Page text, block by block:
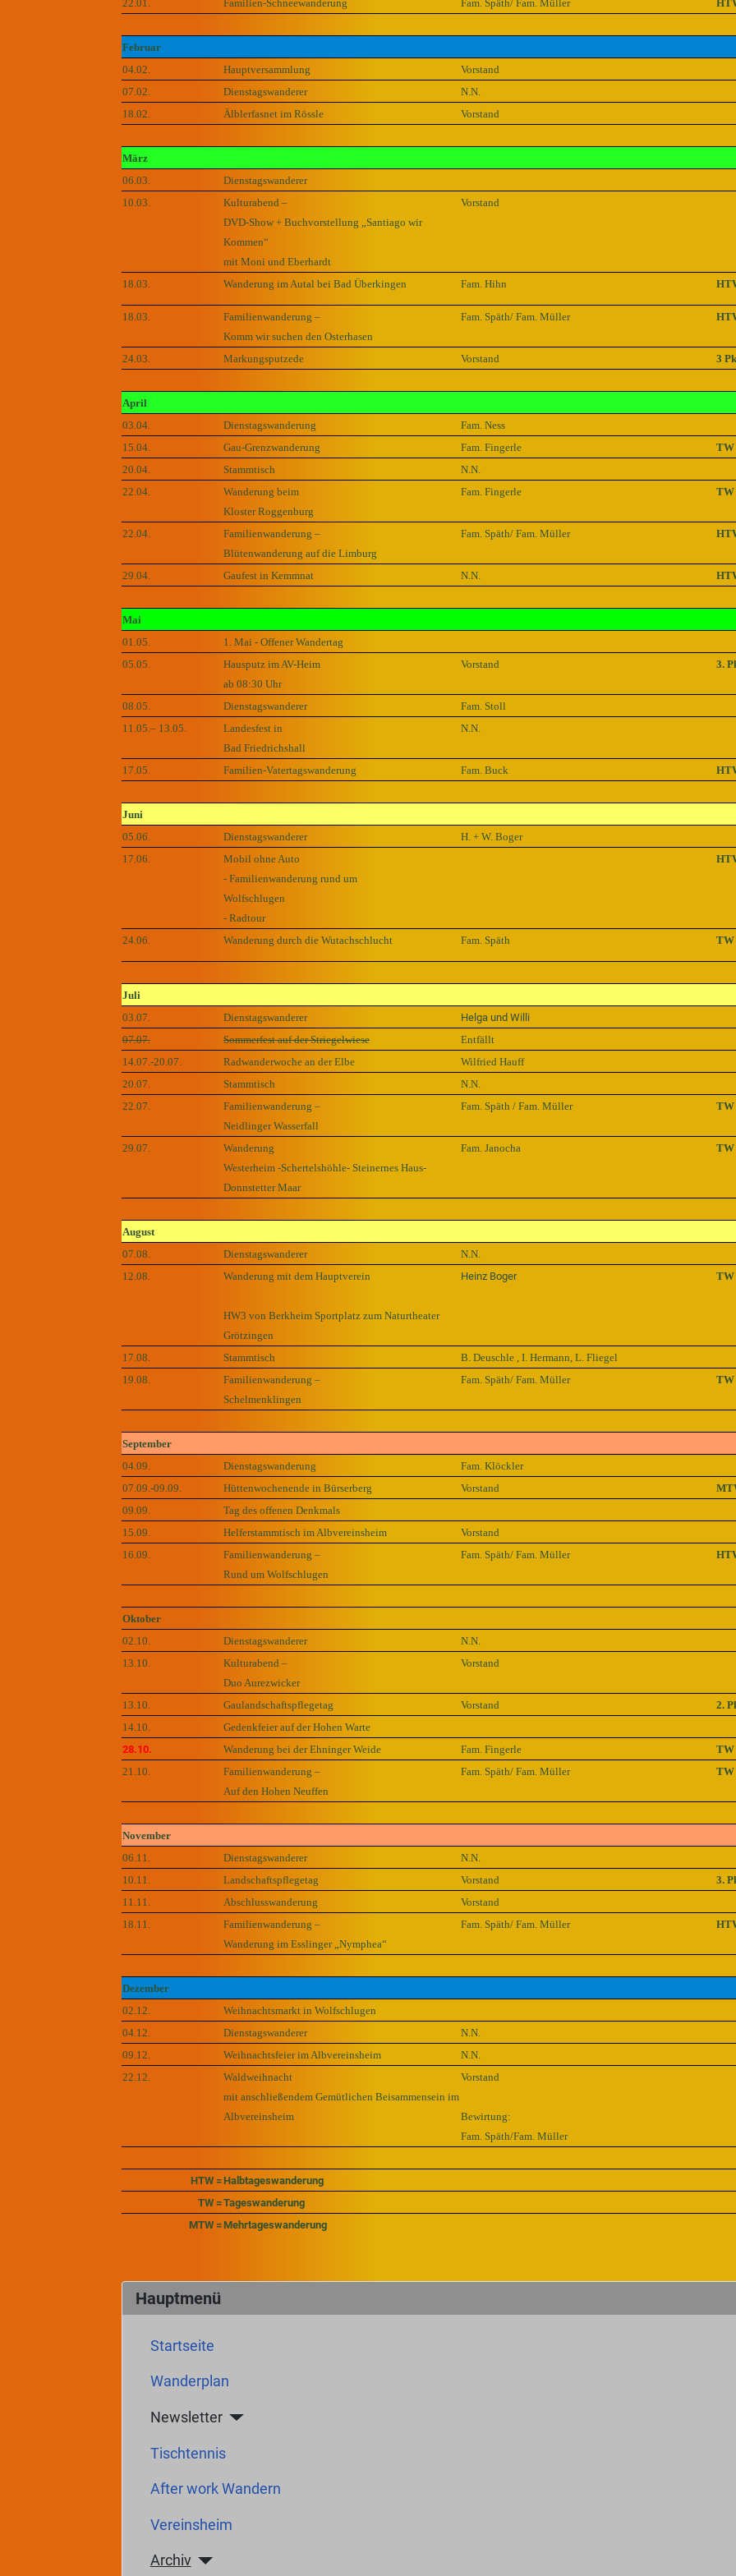
Hauptmenü
Startseite
Wanderplan
Newsletter
Tischtennis
After work Wandern
Vereinsheim
Archiv
22.01. Familien-Schneewanderung Fam. Späth/ Fam. Müller
Februar
04.02.
Hauptversammlung
Vorstand
07.02.
Dienstagswanderer
N.N.
18.02.
Älblerfasnet im Rössle Vorstand
März
06.03.
Dienstagswanderer
10.03.
Kulturabend –
DVD-Show + Buchvorstellung „Santiago wir
Kommen“
mit Moni und Eberhardt
Vorstand
18.03. Wanderung im Autal bei Bad Überkingen Fam. Hihn
18.03.
Familienwanderung –
Komm wir suchen den Osterhasen
Fam. Späth/ Fam. Müller
24.03. Markungsputzede Vorstand 3
April
03.04.
Dienstagswanderung
Fam. Ness
15.04.
Gau-Grenzwanderung Fam. Fingerle
TW
20.04.
Stammtisch
N.N.
22.04.
Wanderung beim
Kloster Roggenburg
Fam. Fingerle TW
22.04.
Familienwanderung –
Blütenwanderung auf die Limburg
Fam. Späth/ Fam. Müller
29.04. Gaufest in Kemmnat N.N.
Mai
01.05.
1. Mai - Offener Wandertag
05.05.
Hausputz im AV-Heim
ab 08:30 Uhr
Vorstand 3.
08.05. Dienstagswanderer
Fam. Stoll
11.05.– 13.05.
Landesfest in
Bad Friedrichshall
N.N.
17.05. Familien-Vatertagswanderung Fam. Buck
Juni
05.06.
Dienstagswanderer
H. + W. Boger
17.06.
Mobil ohne Auto
- Familienwanderung rund um
Wolfschlugen
- Radtour
24.06. Wanderung durch die Wutachschlucht Fam. Späth TW
Juli
03.07.
Dienstagswanderer
Helga und Willi
07.07.
Sommerfest auf der Striegelwiese
Entfällt
14.07.-20.07.
Radwanderwoche an der Elbe
Wilfried Hauff
20.07.
Stammtisch
N.N.
22.07.
Familienwanderung –
Neidlinger Wasserfall
Fam. Späth / Fam. Müller TW
29.07.
Wanderung
Westerheim -Schertelshöhle- Steinernes Haus-
Donnstetter Maar
Fam. Janocha TW
August
07.08.
Dienstagswanderer
N.N.
12.08.
Wanderung mit dem Hauptverein
HW3 von Berkheim Sportplatz zum Naturtheater
Grötzingen
Heinz Boger TW
17.08. Stammtisch
B. Deuschle , I. Hermann, L. Fliegel
19.08.
Familienwanderung –
Schelmenklingen
Fam. Späth/ Fam. Müller TW
September
04.09.
Dienstagswanderung
Fam. Klöckler
07.09.-09.09.
Hüttenwochenende in Bürserberg Vorstand
09.09.
Tag des offenen Denkmals
15.09.
Helferstammtisch im Albvereinsheim
Vorstand
16.09.
Familienwanderung –
Rund um Wolfschlugen
Fam. Späth/ Fam. Müller
Oktober
02.10.
Dienstagswanderer
N.N.
13.10.
Kulturabend –
Duo Aurezwicker
Vorstand
13.10. Gaulandschaftspflegetag Vorstand
2.
14.10.
Gedenkfeier auf der Hohen Warte
28.10.
Wanderung bei der Ehninger Weide Fam. Fingerle
TW
21.10.
Familienwanderung –
Auf den Hohen Neuffen
Fam. Späth/ Fam. Müller TW
November
06.11.
Dienstagswanderer
N.N.
10.11.
Landschaftspflegetag Vorstand
3.
11.11.
Abschlusswanderung
Vorstand
18.11.
Familienwanderung –
Wanderung im Esslinger „Nymphea“
Fam. Späth/ Fam. Müller
Dezember
02.12.
Weihnachtsmarkt in Wolfschlugen
04.12.
Dienstagswanderer
N.N.
09.12.
Weihnachtsfeier im Albvereinsheim
N.N.
22.12.
Waldweihnacht
mit anschließendem Gemütlichen Beisammensein im
Albvereinsheim
Vorstand
Bewirtung:
Fam. Späth/Fam. Müller
HTW =Halbtageswanderung
TW =Tageswanderung
MTW =Mehrtageswanderung